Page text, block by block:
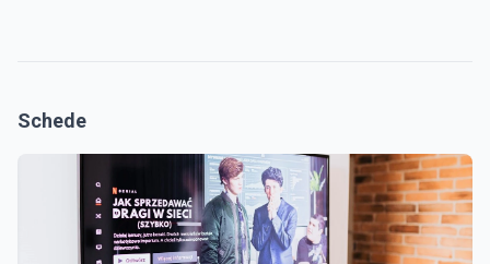
Schede